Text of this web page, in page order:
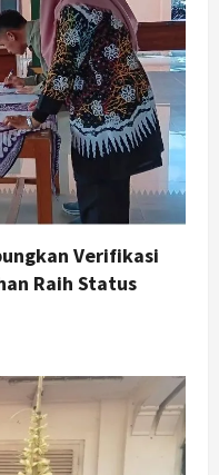
Verifikasi
Raih Status